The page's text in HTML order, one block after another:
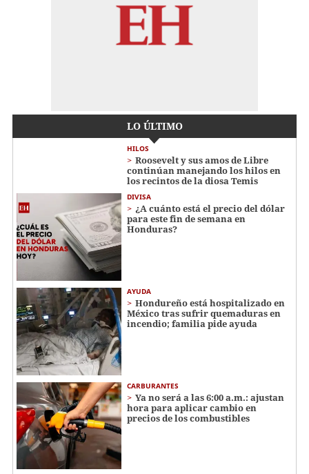
LO ÚLTIMO
HILOS
Roosevelt y sus amos de Libre
continúan manejando los hilos en
los recintos de la diosa Temis
DIVISA
¿A cuánto está el precio del dólar
para este fin de semana en
Honduras?
AYUDA
Hondureño está hospitalizado en
México tras sufrir quemaduras en
incendio; familia pide ayuda
CARBURANTES
Ya no será a las 6:00 a.m.: ajustan
hora para aplicar cambio en
precios de los combustibles